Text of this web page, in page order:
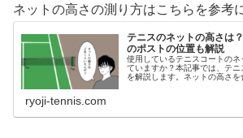
ネットの高さの測り方はこちらを参考
テニスのネットの高さは
のポストの位置も解説
使用しているテニスコートの
ていますか？本記事では、テ
を解説します。ネットの高さ
ryoji-tennis.com